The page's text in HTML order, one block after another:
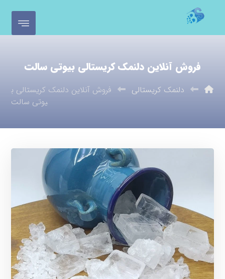
فروش آنلاین دلنمک کریستالی بیوتی سالت
دلنمک کریستالی
فروش آنلاین دلنمک کریستالی ب
یوتی سالت